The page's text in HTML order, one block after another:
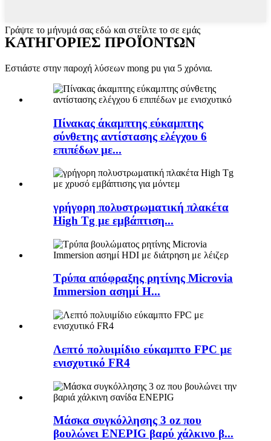
Γράψτε το μήνυμά σας εδώ και στείλτε το σε εμάς
ΚΑΤΗΓΟΡΙΕΣ ΠΡΟΪΟΝΤΩΝ
Εστιάστε στην παροχή λύσεων mong pu για 5 χρόνια.
Πίνακας άκαμπτης εύκαμπτης
σύνθετης αντίστασης ελέγχου 6
επιπέδων με...
γρήγορη πολυστρωματική πλακέτα
High Tg με εμβάπτιση...
Τρύπα απόφραξης ρητίνης Microvia
Immersion ασημί H...
Λεπτό πολυιμίδιο εύκαμπτο FPC με
ενισχυτικό FR4
Μάσκα συγκόλλησης 3 oz που
βουλώνει ENEPIG βαρύ χάλκινο β...